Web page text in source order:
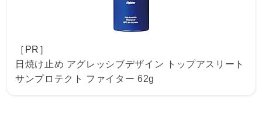
［PR］
日焼け止め アグレッシブデザイン トップアスリート
サンプロテクト ファイター 62g